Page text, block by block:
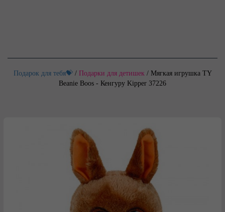
Подарок для тебя💝/ Подарки для детишек/ Мягкая игрушка TY
Beanie Boos - Кенгуру Kipper 37226